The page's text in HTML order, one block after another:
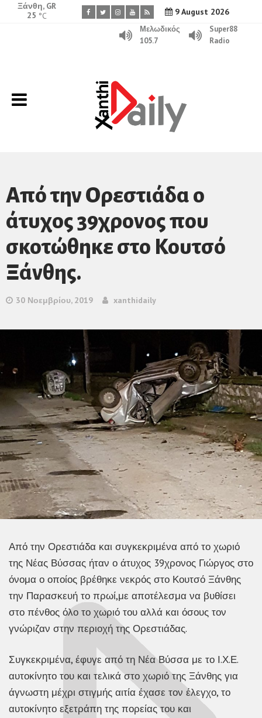
9 August 2026
Ξάνθη, GR
25 °C
Μελωδικός
105.7
Super88
Radio
Από την Ορεστιάδα ο
άτυχος 39χρονος που
σκοτώθηκε στο Κουτσό
Ξάνθης.
30 Νοεμβρίου, 2019 xanthidaily
Από την Ορεστιάδα και συγκεκριμένα από το χωριό
της Νέας Βύσσας ήταν ο άτυχος 39χρονος Γιώργος στο
όνομα ο οποίος βρέθηκε νεκρός στο Κουτσό Ξάνθης
την Παρασκευή το πρωί,με αποτέλεσμα να βυθίσει
στο πένθος όλο το χωριό του αλλά και όσους τον
γνώριζαν στην περιοχή της Ορεστιάδας.
Συγκεκριμένα, έφυγε από τη Νέα Βύσσα με το Ι.Χ.Ε.
αυτοκίνητο του και τελικά στο χωριό της Ξάνθης για
άγνωστη μέχρι στιγμής αιτία έχασε τον έλεγχο, το
αυτοκίνητο εξετράπη της πορείας του και